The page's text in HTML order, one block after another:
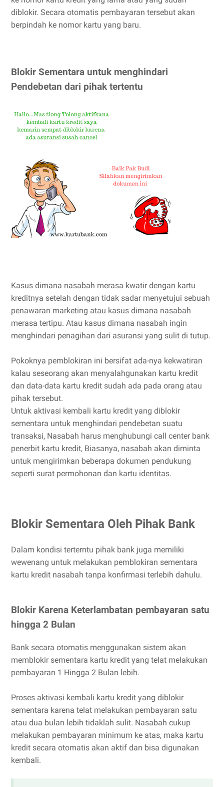
diblokir. Secara otomatis pembayaran tersebut akan
berpindah ke nomor kartu yang baru.
Blokir Sementara untuk menghindari
Pendebetan dari pihak tertentu
Kasus dimana nasabah merasa kwatir dengan kartu
kreditnya setelah dengan tidak sadar menyetujui sebuah
penawaran marketing atau kasus dimana nasabah
merasa tertipu. Atau kasus dimana nasabah ingin
menghindari penagihan dari asuransi yang sulit di tutup.
Pokoknya pemblokiran ini bersifat ada-nya kekwatiran
kalau seseorang akan menyalahgunakan kartu kredit
dan data-data kartu kredit sudah ada pada orang atau
pihak tersebut.
Untuk aktivasi kembali kartu kredit yang diblokir
sementara untuk menghindari pendebetan suatu
transaksi, Nasabah harus menghubungi call center bank
penerbit kartu kredit, Biasanya, nasabah akan diminta
untuk mengirimkan beberapa dokumen pendukung
seperti surat permohonan dan kartu identitas.
Blokir Sementara Oleh Pihak Bank
Dalam kondisi terterntu pihak bank juga memiliki
wewenang untuk melakukan pemblokiran sementara
kartu kredit nasabah tanpa konfirmasi terlebih dahulu.
Blokir Karena Keterlambatan pembayaran satu
hingga 2 Bulan
Bank secara otomatis menggunakan sistem akan
memblokir sementara kartu kredit yang telat melakukan
pembayaran 1 Hingga 2 Bulan lebih.
Proses aktivasi kembali kartu kredit yang diblokir
sementara karena telat melakukan pembayaran satu
atau dua bulan lebih tidaklah sulit. Nasabah cukup
melakukan pembayaran minimum ke atas, maka kartu
kredit secara otomatis akan aktif dan bisa digunakan
kembali.